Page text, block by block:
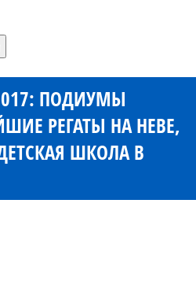
ПОДИУМЫ
РЕГАТЫ НА НЕВЕ,
ШКОЛА В